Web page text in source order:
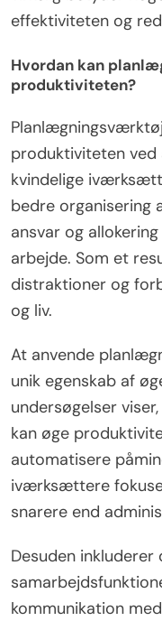
effektiviteten og
Hvordan kan
produktiviteten?
produktiviteten
kvindelige
bedre organisering
ansvar og
arbejde. Som et
distraktioner og
og liv.
At anvende
unik egenskab af
undersøgelser
kan øge
automatisere
iværksættere
snarere end
Desuden
kommunikation